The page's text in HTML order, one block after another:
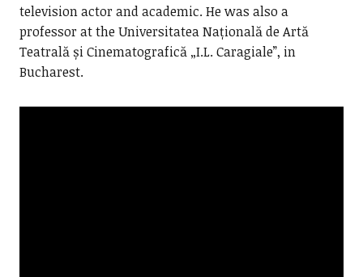
television actor and academic. He was also a
professor at the Universitatea Națională de Artă
Teatrală și Cinematografică „I.L. Caragiale”, in
Bucharest.